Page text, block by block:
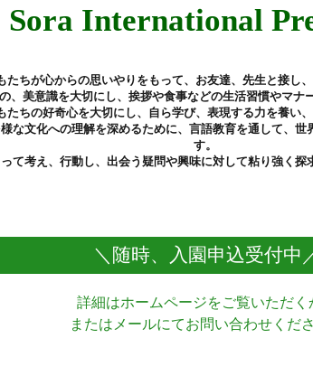
Sora International
たちが心からの思いやりをもって、お友達、先生と接し
、美意識を大切にし、挨拶や食事などの生活習慣やマナ
たちの好奇心を大切にし、自ら学び、表現する力を養い
な文化への理解を深めるために、言語教育を通して、
す。
て考え、行動し、出会う疑問や興味に対して粘り強く探
＼随時、入園申込受付中
詳細はホームページをご覧いただく
またはメールにてお問い合わせくださ